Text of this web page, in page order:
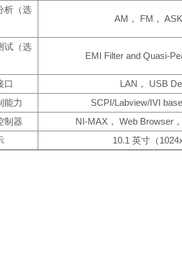
析（选
AM， FM，
试（选
EMI Filter and Quasi-
口
LAN， USB
能力
SCPI/Labview/IVI
制器
NI-MAX， Web Browser
10.1 英寸（